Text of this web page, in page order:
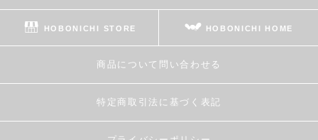
HOBONICHI STORE HOBONICHI HOME
商品について問い合わせる
特定商取引法に基づく表記